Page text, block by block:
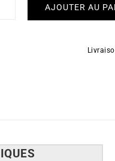
AJOUTER AU